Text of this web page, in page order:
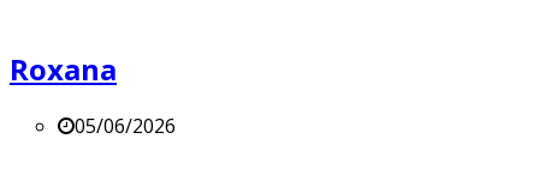
Roxana
05/06/2026